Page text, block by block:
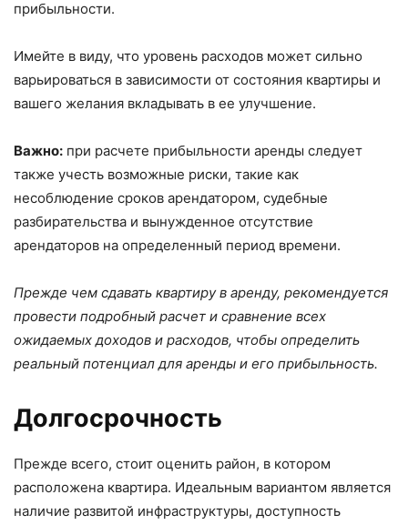
прибыльности.
Имейте в виду, что уровень расходов может сильно
варьироваться в зависимости от состояния квартиры и
вашего желания вкладывать в ее улучшение.
Важно: при расчете прибыльности аренды следует
также учесть возможные риски, такие как
несоблюдение сроков арендатором, судебные
разбирательства и вынужденное отсутствие
арендаторов на определенный период времени.
Прежде чем сдавать квартиру в аренду, рекомендуется
провести подробный расчет и сравнение всех
ожидаемых доходов и расходов, чтобы определить
реальный потенциал для аренды и его прибыльность.
Долгосрочность
Прежде всего, стоит оценить район, в котором
расположена квартира. Идеальным вариантом является
наличие развитой инфраструктуры, доступность